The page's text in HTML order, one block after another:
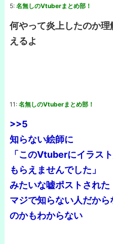
5: 名無しのVtuberまとめ部！
何やって炎上したのか
えるよ
11: 名無しのVtuberまとめ部！
>>5
知らない絵師に
「このVtuberにイラス
もらえませんでした」
みたいな嘘ポストされた
マジで知らない人だか
のかもわからない